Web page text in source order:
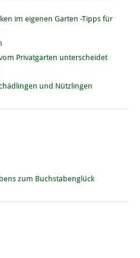
im eigenen Garten -Tipps für
Privatgarten unterscheidet
und Nützlingen
zum Buchstabenglück